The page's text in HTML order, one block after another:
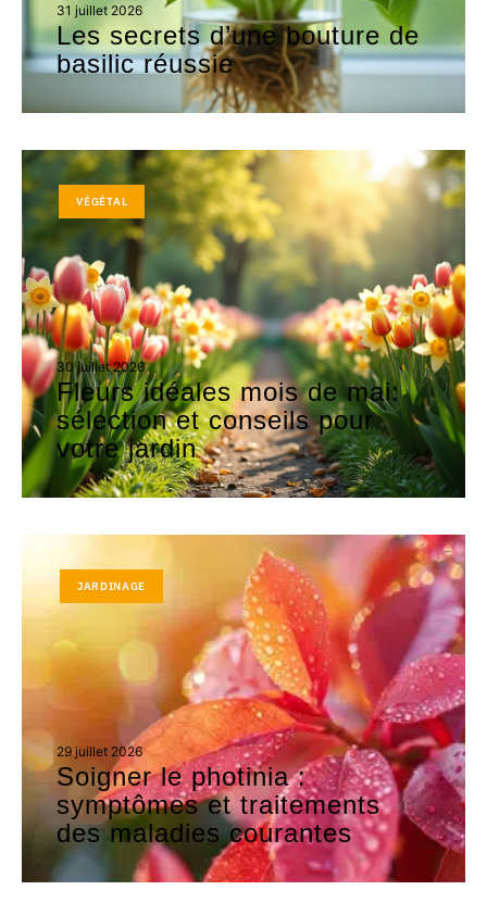
31 juillet 2026
Les secrets d’une bouture de
basilic réussie
VÉGÉTAL
30 juillet 2026
Fleurs idéales mois de mai:
sélection et conseils pour
votre jardin
JARDINAGE
29 juillet 2026
Soigner le photinia :
symptômes et traitements
des maladies courantes